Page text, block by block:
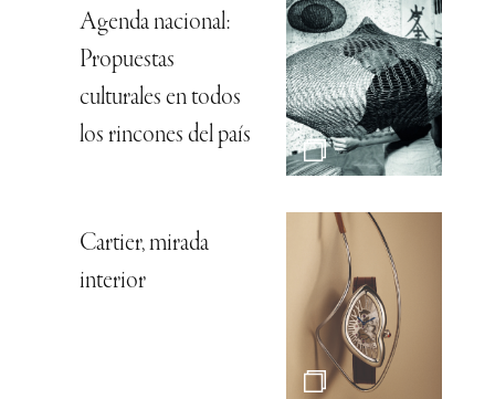
Agenda nacional:
Propuestas
culturales en todos
los rincones del país
Cartier, mirada
interior